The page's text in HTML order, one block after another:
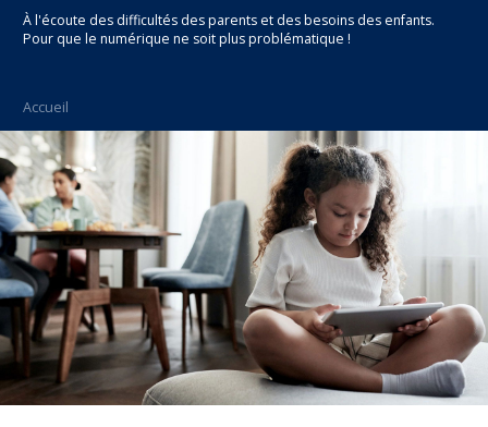
RESSOURCES
INTERVENTIONS & FORMATIONS
CAMPAGNES & OPÉRATIONS
SNAP – Sexualité, Numérique, Adolescence &
Prévention
NUAJE : NUmérique et Appropriation par la Jeunesse
Parents Sentinelles des écrans
Pari Risqué : Prévenir l’addiction aux jeux d’argent en
ligne
À l'écoute des difficultés des parents et des besoins des enfants.
Pour que le numérique ne soit plus problématique !
Accueil